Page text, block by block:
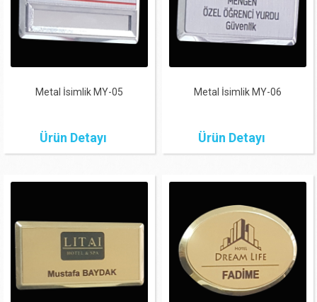
Metal İsimlik MY-05
Ürün Detayı
Metal İsimlik MY-06
Ürün Detayı